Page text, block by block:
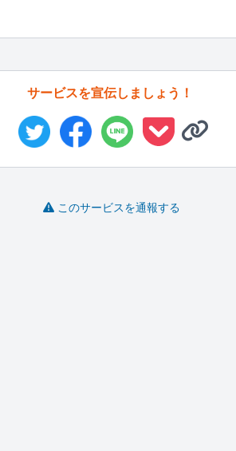
サービスを宣伝しましょう！
このサービスを通報する